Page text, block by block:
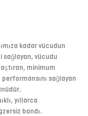
kadar vücudun
sağlayan, vücudu
minimum
sağlayan
yıllarca
bandı.